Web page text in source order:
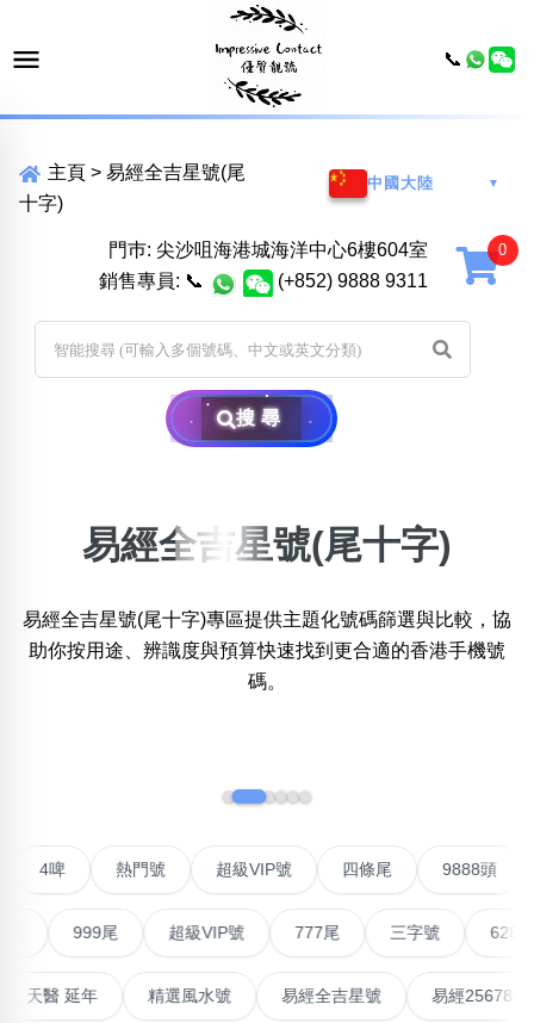
主頁 > 易經全吉星號(尾
十字)
中國大陸 ▼
門巿: 尖沙咀海港城海洋中心6樓604室
銷售專員: 📞 (+852) 9888 9311
搜尋
位置:
一 二 三 四 五 六 七 八 九 十 十一
不包含數字
無0 無2無3無4無5 無7無8無9
清除全部分類
搜尋
易經全吉星號(尾十字)
易經全吉星號(尾十字)專區提供主題化號碼篩選與比較，協
助你按用途、辨識度與預算快速找到更合適的香港手機號
碼。
熱門號 超級VIP號 四條尾 9888頭
999尾 超級VIP號 777尾 三字號 6288頭
能量生氣 天醫 延年 精選風水號 易經全吉星號 易經
📞